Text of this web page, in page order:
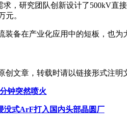
，研究团队创新设计了500kV
元。
备在产业化应用中的短板，也
创文章，转载时请以链接形式注明
钟突然喷火
没式ArF打入国内头部晶圆厂